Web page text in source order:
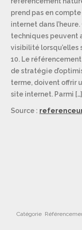
prend pas en
internet dans
techniques peuvent
visibilité lorsqu’elles
10. Le
de stratégie
terme, doivent offrir
site internet. Parmi […]
Source :
Catégorie